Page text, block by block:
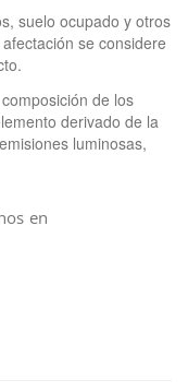
suelo ocupado y otros
se considere
de los
derivado de la
luminosas,
en